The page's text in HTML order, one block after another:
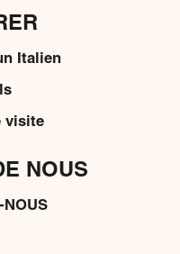
Italien
visite
NOUS
NOUS